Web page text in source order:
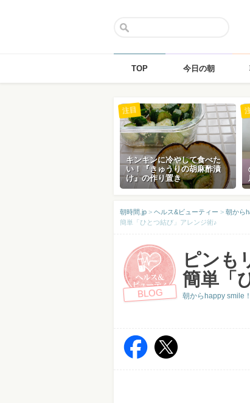
TOP 今日の朝
キンキンに冷やして食べた
い！『きゅうりの胡麻酢漬
け』の作り置き
注目
朝時間.jp > ヘルス&ビューティー > 朝から
簡単「ひとつ結び」アレンジ術♪
BLOG
ピンも
簡単「
朝からhappy smile